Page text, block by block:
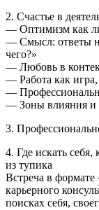
2. Счастье в
— Оптимизм как
— Смысл: ответы
чего?»
— Любовь в
— Работа как игра,
—
— Зоны влияния и
3.
4. Где искать
из тупика
Встреча в формате
карьерного
поисках себя,